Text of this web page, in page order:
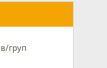
груп